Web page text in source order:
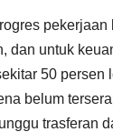
pekerjaan
dan untuk
50 persen
belum
trasferan